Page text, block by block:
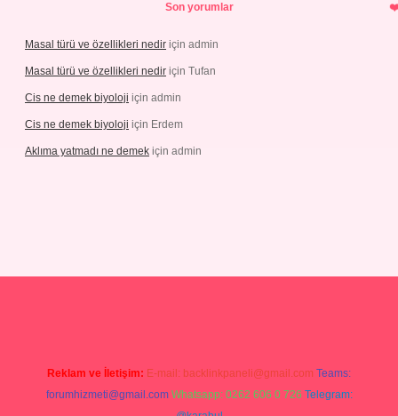
Son yorumlar
Masal türü ve özellikleri nedir için admin
Masal türü ve özellikleri nedir için Tufan
Cis ne demek biyoloji için admin
Cis ne demek biyoloji için Erdem
Aklıma yatmadı ne demek için admin
Reklam ve İletişim: E-mail: backlinkpaneli@gmail.com Teams:
forumhizmeti@gmail.com Whatsapp: 0262 606 0 726 Telegram: